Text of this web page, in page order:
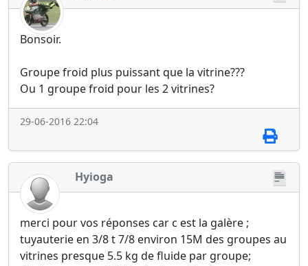
Bonsoir.
Groupe froid plus puissant que la vitrine???
Ou 1 groupe froid pour les 2 vitrines?
29-06-2016 22:04
Hyioga
merci pour vos réponses car c est la galère ;
tuyauterie en 3/8 t 7/8 environ 15M des groupes au
vitrines presque 5.5 kg de fluide par groupe;